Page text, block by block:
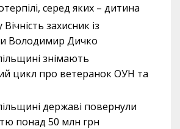
серед яких – дитина
захисник із
Володимир Дичко
знімають
цикл про ветеранок ОУН та
державі повернули
понад 50 млн грн